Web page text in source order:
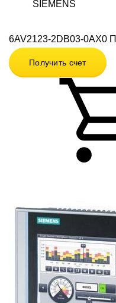
SIEMENS
6AV2123-2DB03-0AX0
Получить счет